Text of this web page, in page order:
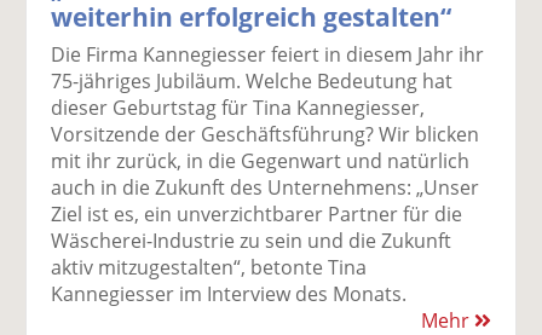
weiterhin erfolgreich gestalten“
Die Firma Kannegiesser feiert in diesem Jahr ihr
75-jähriges Jubiläum. Welche Bedeutung hat
dieser Geburtstag für Tina Kannegiesser,
Vorsitzende der Geschäftsführung? Wir blicken
mit ihr zurück, in die Gegenwart und natürlich
auch in die Zukunft des Unternehmens: „Unser
Ziel ist es, ein unverzichtbarer Partner für die
Wäscherei-Industrie zu sein und die Zukunft
aktiv mitzugestalten“, betonte Tina
Kannegiesser im Interview des Monats.
Mehr